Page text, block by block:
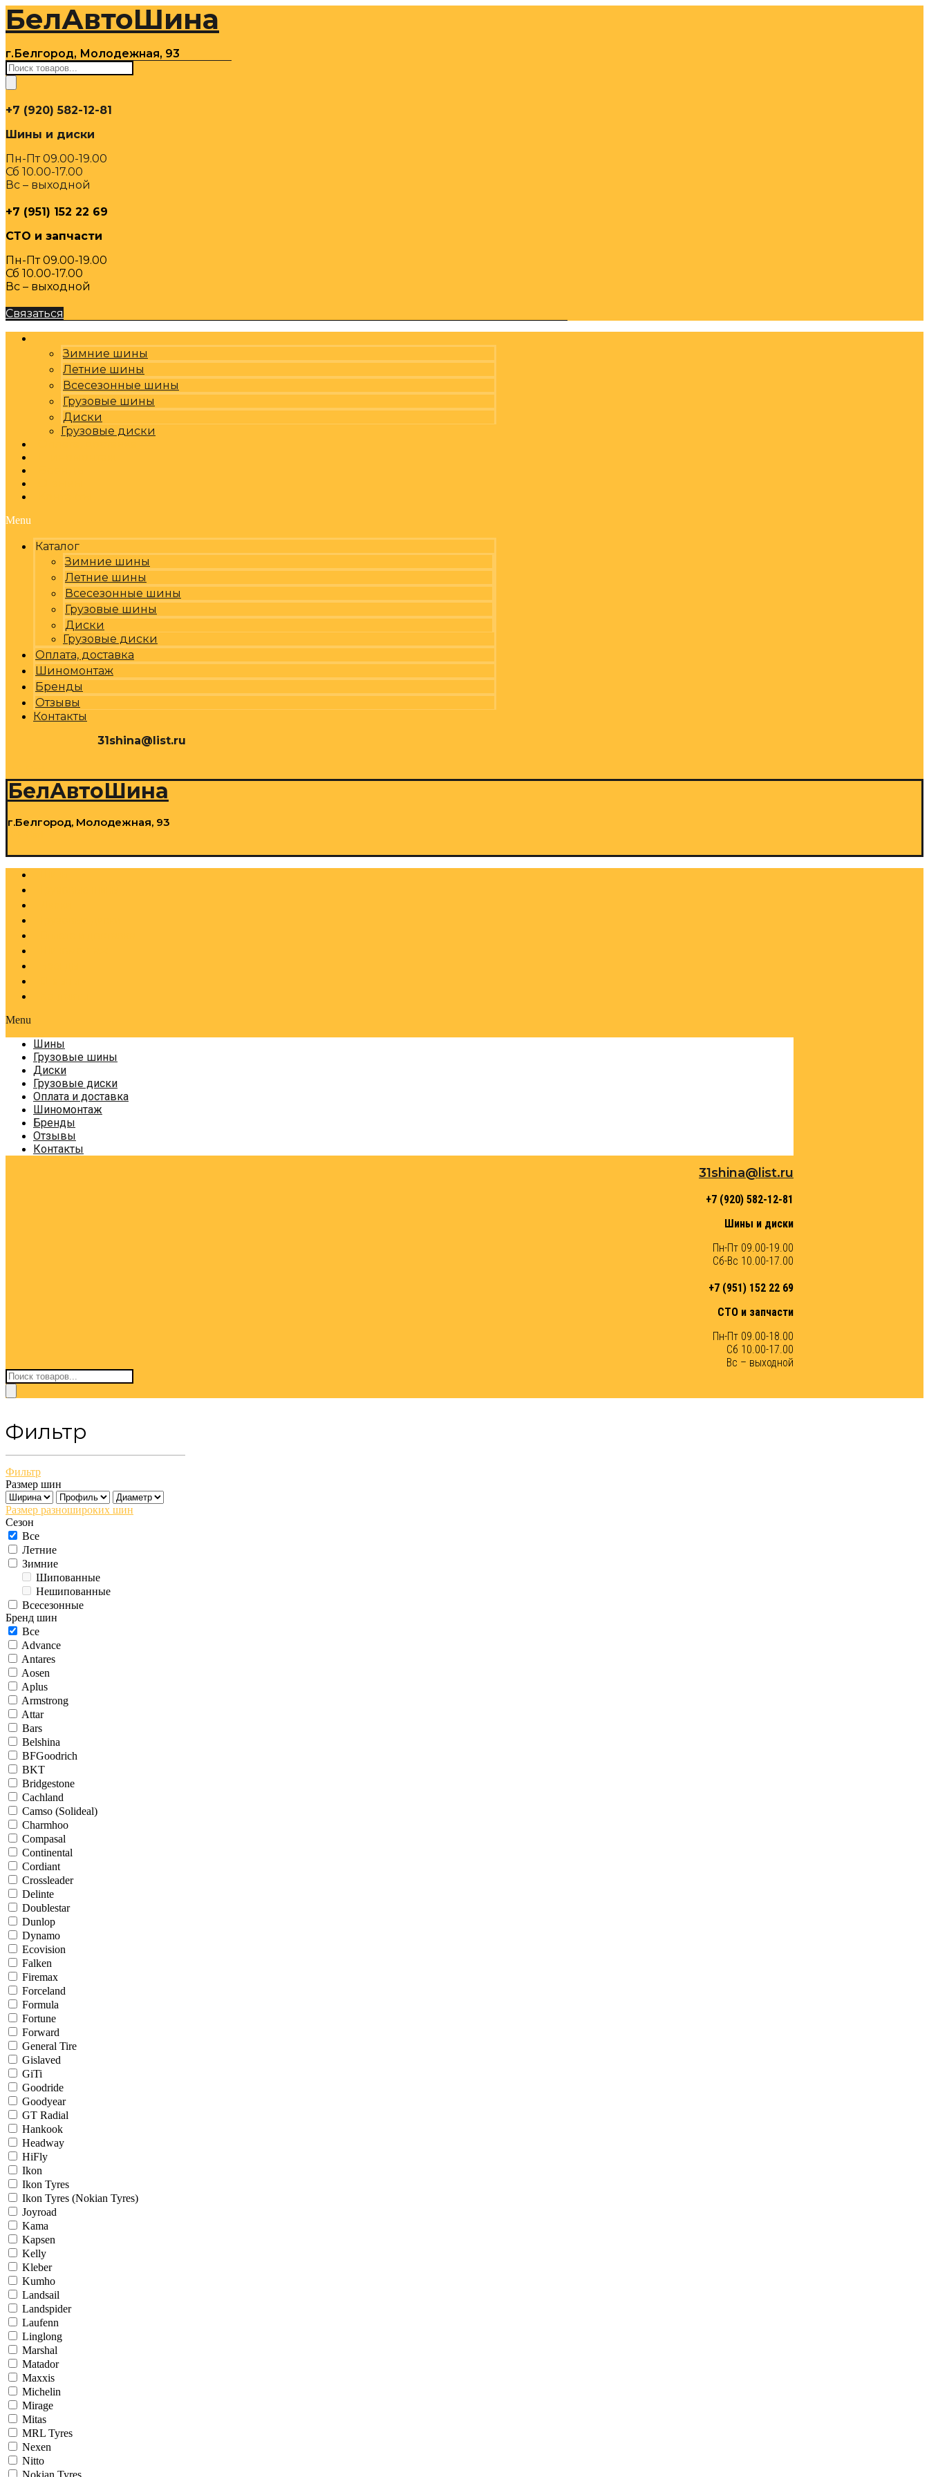
Перейти
содержимому
БелАвтоШина
г.Белгород, Молодежная, 93
Поиск
товаров
+7 (920) 582-12-81
Шины и диски
Пн-Пт 09.00-19.00
Сб 10.00-17.00
Вс – выходной
+7 (951) 152 22 69
СТО и запчасти
Пн-Пт 09.00-19.00
Сб 10.00-17.00
Вс – выходной
Связаться
Зимние шины
Летние шины
Всесезонные шины
Грузовые шины
Диски
Грузовые диски
Menu
Каталог
Зимние шины
Летние шины
Всесезонные шины
Грузовые шины
Диски
Грузовые диски
Оплата, доставка
Шиномонтаж
Бренды
Отзывы
Контакты
31shina@list.ru
БелАвтоШина
г.Белгород, Молодежная, 93
Menu
Шины
Грузовые шины
Диски
Грузовые диски
Оплата и доставка
Шиномонтаж
Бренды
Отзывы
Контакты
31shina@list.ru
+7 (920) 582-12-81
Шины и диски
Пн-Пт 09.00-19.00
Сб-Вс 10.00-17.00
+7 (951) 152 22 69
СТО и запчасти
Пн-Пт 09.00-18.00
Сб 10.00-17.00
Вс – выходной
Поиск
товаров
Фильтр
Фильтр
Размер шин
Размер разношироких шин
Сезон
Все
Летние
Зимние
Шипованные
Нешипованные
Всесезонные
Бренд шин
Все
Advance
Antares
Aosen
Aplus
Armstrong
Attar
Bars
Belshina
BFGoodrich
BKT
Bridgestone
Cachland
Camso (Solideal)
Charmhoo
Compasal
Continental
Cordiant
Crossleader
Delinte
Doublestar
Dunlop
Dynamo
Ecovision
Falken
Firemax
Forceland
Formula
Fortune
Forward
General Tire
Gislaved
GiTi
Goodride
Goodyear
GT Radial
Hankook
Headway
HiFly
Ikon
Ikon Tyres
Ikon Tyres (Nokian Tyres)
Joyroad
Kama
Kapsen
Kelly
Kleber
Kumho
Landsail
Landspider
Laufenn
Linglong
Marshal
Matador
Maxxis
Michelin
Mirage
Mitas
MRL Tyres
Nexen
Nitto
Nokian Tyres